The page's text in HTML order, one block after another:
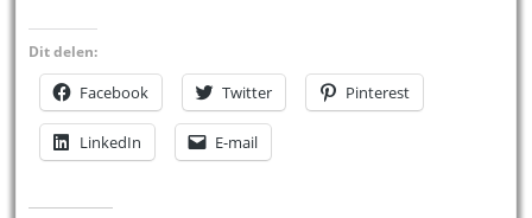
Dit delen:
Facebook Twitter Pinterest
LinkedIn E-mail